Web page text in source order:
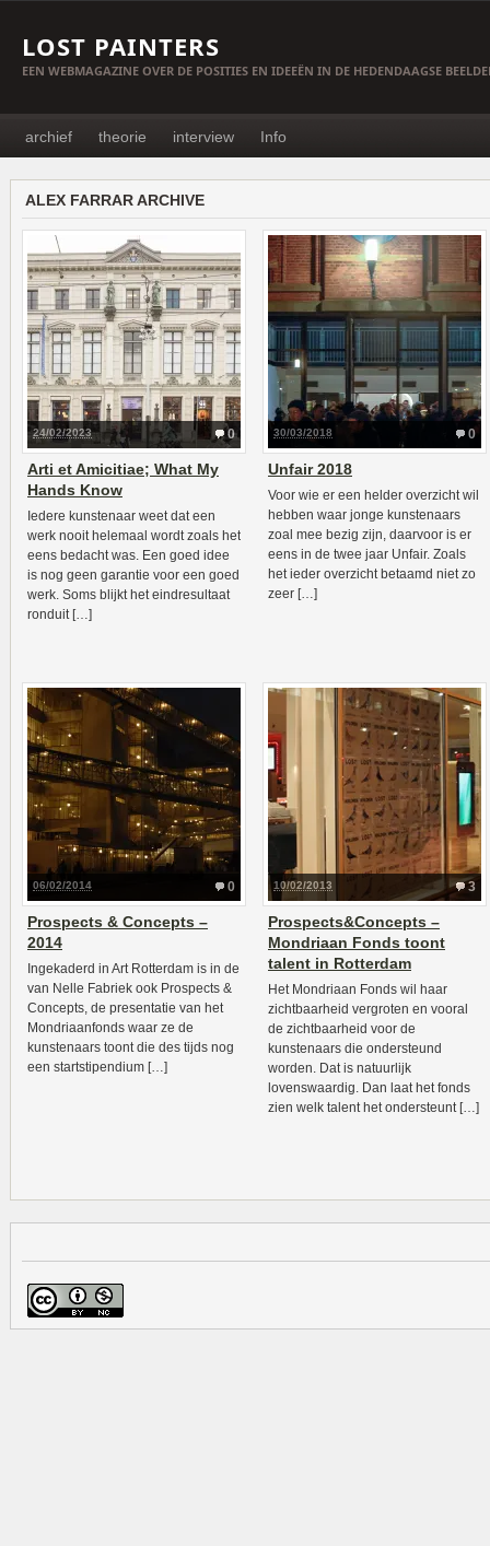
LOST PAINTERS
EEN WEBMAGAZINE OVER DE POSITIES EN IDEEËN IN DE HEDENDAAGSE
archief theorie interview Info
ALEX FARRAR ARCHIVE
0
24/02/2023
Arti et Amicitiae; What My
Hands Know
Iedere kunstenaar weet dat een
werk nooit helemaal wordt zoals het
eens bedacht was. Een goed idee
is nog geen garantie voor een goed
werk. Soms blijkt het eindresultaat
ronduit […]
0
30/03/2018
Unfair 2018
Voor wie er een helder overzicht wil
hebben waar jonge kunstenaars
zoal mee bezig zijn, daarvoor is er
eens in de twee jaar Unfair. Zoals
het ieder overzicht betaamd niet zo
zeer […]
0
06/02/2014
Prospects & Concepts –
2014
Ingekaderd in Art Rotterdam is in de
van Nelle Fabriek ook Prospects &
Concepts, de presentatie van het
Mondriaanfonds waar ze de
kunstenaars toont die des tijds nog
een startstipendium […]
3
10/02/2013
Prospects&Concepts –
Mondriaan Fonds toont
talent in Rotterdam
Het Mondriaan Fonds wil haar
zichtbaarheid vergroten en vooral
de zichtbaarheid voor de
kunstenaars die ondersteund
worden. Dat is natuurlijk
lovenswaardig. Dan laat het fonds
zien welk talent het ondersteunt […]